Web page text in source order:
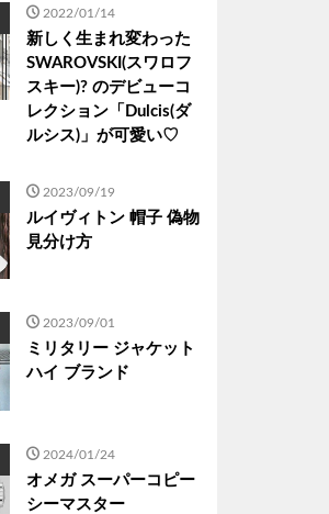
2022/01/14
新しく生まれ変わった
SWAROVSKI(スワロフ
スキー)? のデビューコ
レクション「Dulcis(ダ
ルシス)」が可愛い♡
2023/09/19
ルイヴィトン 帽子 偽物
見分け方
2023/09/01
ミリタリー ジャケット
ハイ ブランド
2024/01/24
オメガ スーパーコピー
シーマスター